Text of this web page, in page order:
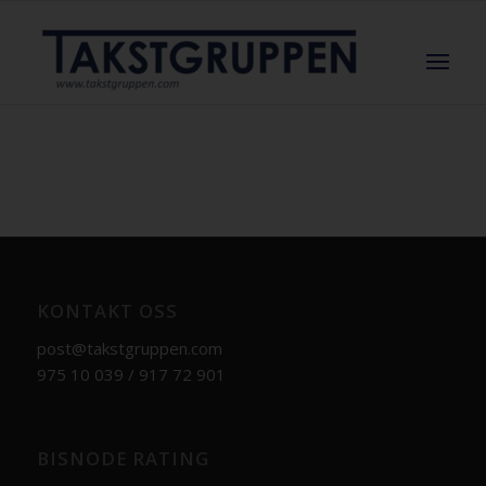
post@takstgruppen.com
975 10 039 / 917 72 901